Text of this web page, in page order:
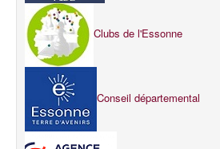
Clubs de l'Essonne
Conseil départemental